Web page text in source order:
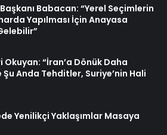
Babacan: “Yerel Seçimlerin
Yapılması İçin Anayasa
“İran’a Dönük Daha
Şu Anda Tehditler, Suriye’nin Hali
Yenilikçi Yaklaşımlar Masaya